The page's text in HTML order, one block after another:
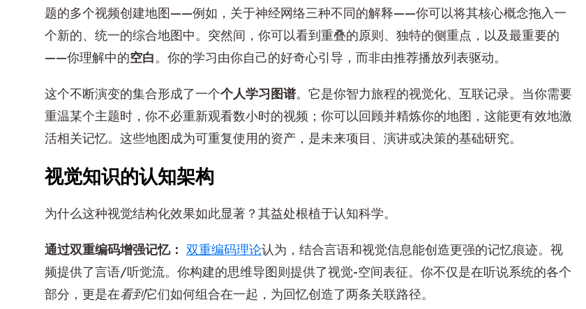
题的多个视频创建地图——例如，关于神经网络三种不同的解释——你可以将其核心概念拖入一
个新的、统一的综合地图中。突然间，你可以看到重叠的原则、独特的侧重点，以及最重要的
——你理解中的空白。你的学习由你自己的好奇心引导，而非由推荐播放列表驱动。
这个不断演变的集合形成了一个个人学习图谱。它是你智力旅程的视觉化、互联记录。当你需要
重温某个主题时，你不必重新观看数小时的视频；你可以回顾并精炼你的地图，这能更有效地激
活相关记忆。这些地图成为可重复使用的资产，是未来项目、演讲或决策的基础研究。
视觉知识的认知架构
为什么这种视觉结构化效果如此显著？其益处根植于认知科学。
通过双重编码增强记忆： 双重编码理论认为，结合言语和视觉信息能创造更强的记忆痕迹。视
频提供了言语/听觉流。你构建的思维导图则提供了视觉-空间表征。你不仅是在听说系统的各个
部分，更是在看到它们如何组合在一起，为回忆创造了两条关联路径。